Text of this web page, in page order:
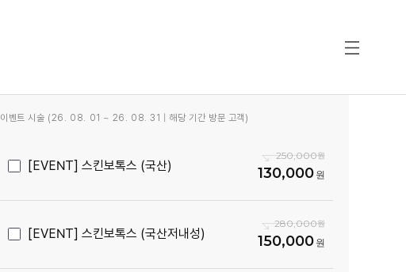
이벤트 시술 (26. 08. 01 ~ 26. 08. 31 | 해당 기간 방문 고객)
[EVENT] 스킨보톡스 (국산)
250,000
130,000
[EVENT] 스킨보톡스 (국산저내성)
280,000
150,000